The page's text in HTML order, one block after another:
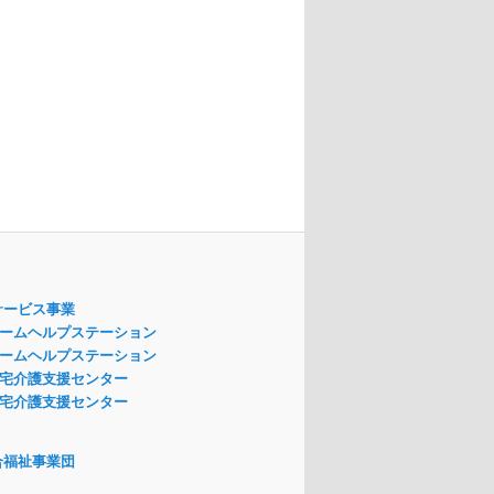
ビス事業
ムヘルプステーション
ムヘルプステーション
介護支援センター
介護支援センター
祉事業団